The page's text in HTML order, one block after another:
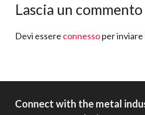
Lascia un commento
Devi essere connessoper
Connect with the metal